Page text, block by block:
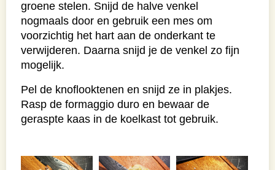
groene stelen. Snijd de halve venkel
nogmaals door en gebruik een mes om
voorzichtig het hart aan de onderkant te
verwijderen. Daarna snijd je de venkel zo fijn
mogelijk.
Pel de knoflooktenen en snijd ze in plakjes.
Rasp de formaggio duro en bewaar de
geraspte kaas in de koelkast tot gebruik.